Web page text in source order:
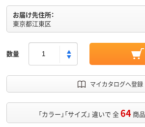
お届け先住所：
東京都江東区
数量
マイカタログへ登録
「カラー」「サイズ」 違いで 全64 商